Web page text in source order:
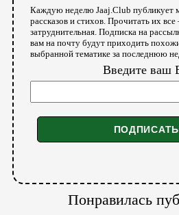
Каждую неделю Jaaj.Club публикует
рассказов и стихов. Прочитать их
затруднительная. Подписка на
вам на почту будут приходить
выбранной тематике за последнюю
Введите ваш
Понравилась